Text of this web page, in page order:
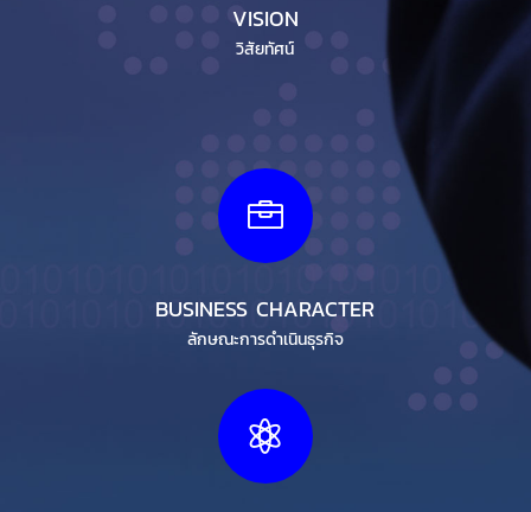
VISION
วิสัยทัศน์

BUSINESS CHARACTER
ลักษณะการดำเนินธุรกิจ
